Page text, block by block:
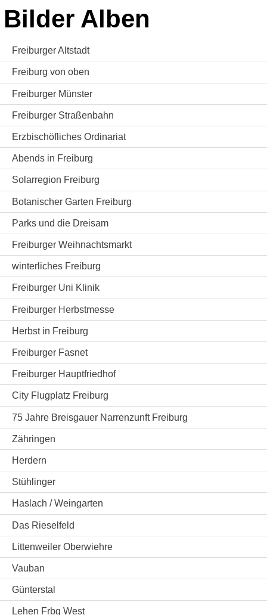
Bilder Alben
Freiburger Altstadt
Freiburg von oben
Freiburger Münster
Freiburger Straßenbahn
Erzbischöfliches Ordinariat
Abends in Freiburg
Solarregion Freiburg
Botanischer Garten Freiburg
Parks und die Dreisam
Freiburger Weihnachtsmarkt
winterliches Freiburg
Freiburger Uni Klinik
Freiburger Herbstmesse
Herbst in Freiburg
Freiburger Fasnet
Freiburger Hauptfriedhof
City Flugplatz Freiburg
75 Jahre Breisgauer Narrenzunft Freiburg
Zähringen
Herdern
Stühlinger
Haslach / Weingarten
Das Rieselfeld
Littenweiler Oberwiehre
Vauban
Günterstal
Lehen Frbg West